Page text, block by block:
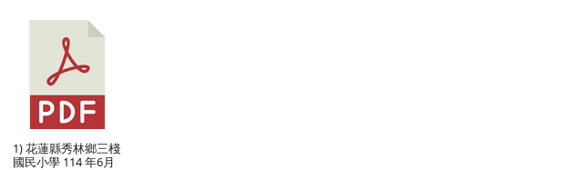
1) 花蓮縣秀林鄉三棧
國民小學 114 年6月